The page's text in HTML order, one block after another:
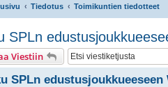
Tiedotus Toimikuntien tiedotteet
SPLn
Viestiin
SPLn